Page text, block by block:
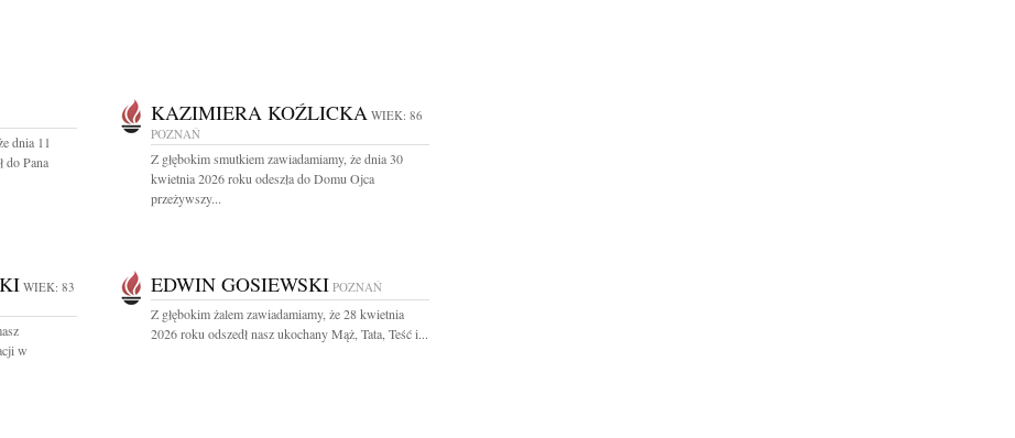
dnia 11
do Pana
KAZIMIERA KOŹLICKA WIEK: 86
POZNAŃ
Z głębokim smutkiem zawiadamiamy, że dnia 30
kwietnia 2026 roku odeszła do Domu Ojca
przeżywszy...
WIEK: 83
w
EDWIN GOSIEWSKI POZNAŃ
Z głębokim żalem zawiadamiamy, że 28 kwietnia
2026 roku odszedł nasz ukochany Mąż, Tata, Teść i...